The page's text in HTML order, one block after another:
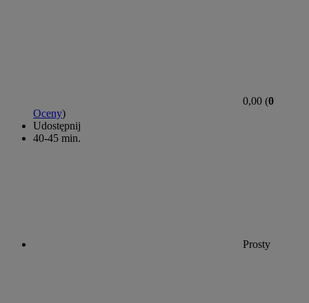
0,00 (0
Oceny)
Udostępnij
40-45 min.
Prosty